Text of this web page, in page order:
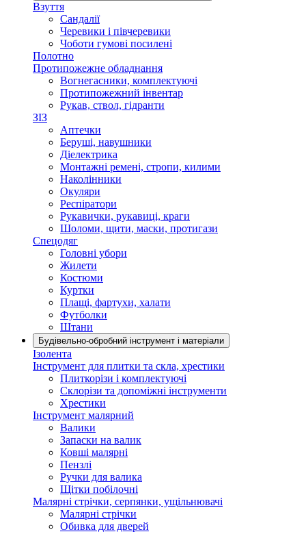
Взуття
Сандалії
Черевики і півчеревики
Чоботи гумові посилені
Полотно
Протипожежне обладнання
Вогнегасники, комплектуючі
Протипожежний інвентар
Рукав, ствол, гідранти
ЗІЗ
Аптечки
Беруші, навушники
Діелектрика
Монтажні ремені, стропи, килими
Наколінники
Окуляри
Респіратори
Рукавички, рукавиці, краги
Шоломи, щити, маски, протигази
Спецодяг
Головні убори
Жилети
Костюми
Куртки
Плащі, фартухи, халати
Футболки
Штани
Будівельно-обробний інструмент і матеріали
Ізолента
Інструмент для плитки та скла, хрестики
Плиткорізи і комплектуючі
Склорізи та допоміжні інструменти
Хрестики
Інструмент малярний
Валики
Запаски на валик
Ковші малярні
Пензлі
Ручки для валика
Щітки побілочні
Малярні стрічки, серпянки, ущільнювачі
Малярні стрічки
Обивка для дверей